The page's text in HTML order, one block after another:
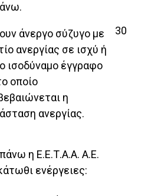
άνεργο σύζυγο με
ανεργίας σε ισχύ ή
ισοδύναμο έγγραφο
οποίο
η
ανεργίας.
30
η Ε.Ε.Τ.Α.Α. Α.Ε.
ενέργειες: